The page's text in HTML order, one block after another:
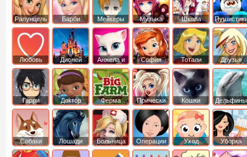
Рапунцель Барби Мейкеры Музыка Школа
Любовь Дисней
Анжела и
том
София
Прекрасная
Тотали
Спайс
Друзья
ангелов
Гарри
Поттер
Доктор
Плюшева
Ферма Прически Кошки Дельфины
Собаки Лошади Больница Операции Уход Уборка